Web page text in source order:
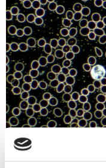
Hui, Mirkoskope!
Hättest Du mir vor